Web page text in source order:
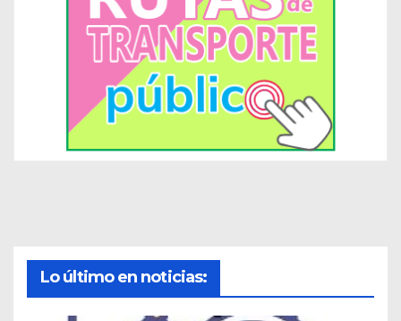
Lo último en noticias: